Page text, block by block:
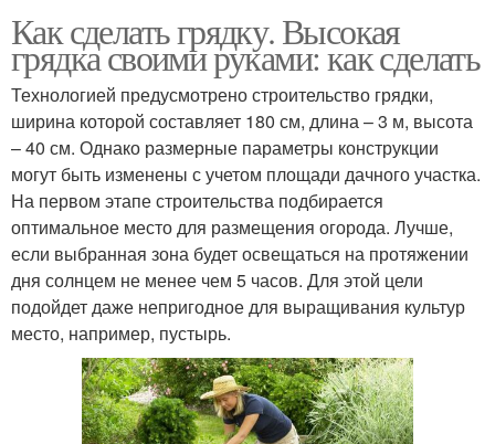
Как сделать грядку. Высокая
грядка своими руками: как сделать
Технологией предусмотрено строительство грядки,
ширина которой составляет 180 см, длина – 3 м, высота
– 40 см. Однако размерные параметры конструкции
могут быть изменены с учетом площади дачного участка.
На первом этапе строительства подбирается
оптимальное место для размещения огорода. Лучше,
если выбранная зона будет освещаться на протяжении
дня солнцем не менее чем 5 часов. Для этой цели
подойдет даже непригодное для выращивания культур
место, например, пустырь.